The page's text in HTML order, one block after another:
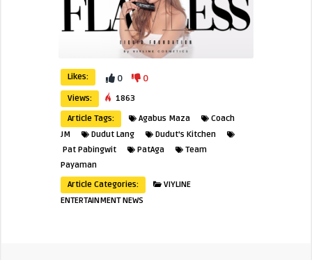
Likes: 0 0
Views:
1863
Article Tags:
Agabus Maza
Coach
JM
Dudut Lang
Dudut's Kitchen
Pat Pabingwit
PatAga
Team
Payaman
Article Categories:
VIYLINE
ENTERTAINMENT NEWS